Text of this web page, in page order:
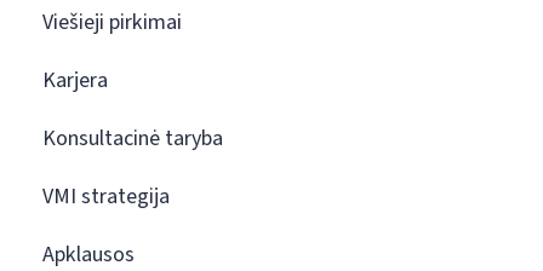
Viešieji pirkimai
Karjera
Konsultacinė taryba
VMI strategija
Apklausos